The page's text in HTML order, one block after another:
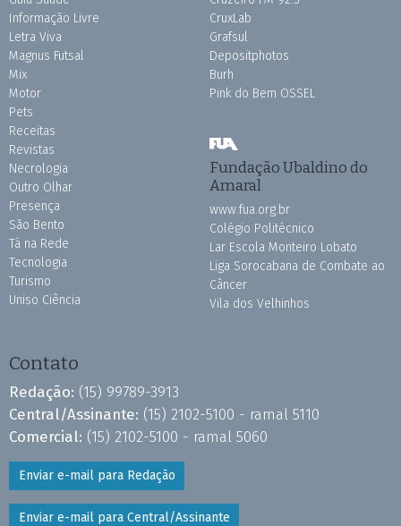
Informação Livre
Letra Viva
Magnus Futsal
Mix
Motor
Pets
Receitas
Revistas
Necrologia
Outro Olhar
Presença
São Bento
Tá na Rede
Tecnologia
Turismo
Uniso Ciência
CruxLab
Grafsul
Depositphotos
Burh
Pink do Bem OSSEL
Fundação Ubaldino do
Amaral
www.fua.org.br
Colégio Politécnico
Lar Escola Monteiro Lobato
Liga Sorocabana de Combate ao
Câncer
Vila dos Velhinhos
Contato
Redação: (15) 99789-3913
Central/Assinante: (15) 2102-5100 - ramal 5110
Comercial: (15) 2102-5100 - ramal 5060
Enviar e-mail para Redação
Enviar e-mail para Central/Assinante